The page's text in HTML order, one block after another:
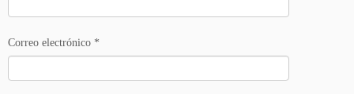
Correo electrónico *